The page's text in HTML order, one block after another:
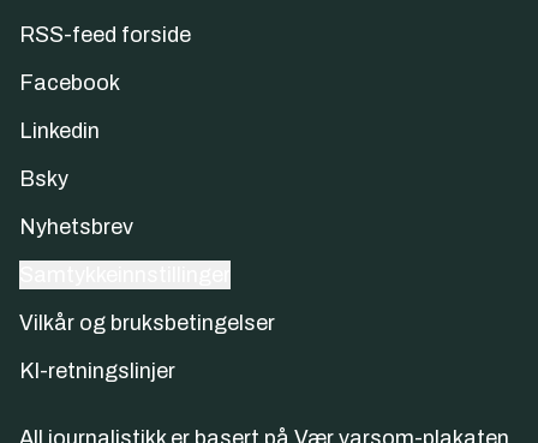
RSS-feed forside
Facebook
Linkedin
Bsky
Nyhetsbrev
Vilkår og bruksbetingelser
KI-retningslinjer